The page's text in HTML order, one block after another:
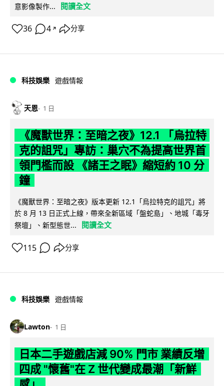
意影像製作...
閱讀全文
36 4 ↗ 分享
科技娛樂 遊戲情報
天恩 1 日
《魔獸世界：至暗之夜》12.1 「烏拉特
克的詛咒」專訪：巢穴不為提高世界首
領門檻而設 《諸王之眠》縮短約 10 分
鐘
《魔獸世界：至暗之夜》版本更新 12.1「烏拉特克的詛咒」將
於 8 月 13 日正式上線，帶來全新區域「盤蛇島」、地城「毒牙
祭壇」、新型態世...
閱讀全文
115 分享
科技娛樂 遊戲情報
Lawton 1 日
日本二手遊戲店減 90% 門市 業績反增
四成 "懷舊"在 Z 世代變成最潮「新鮮